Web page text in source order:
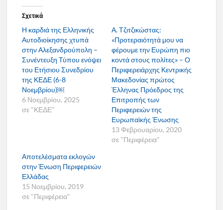
Σχετικά
Η καρδιά της Ελληνικής
Αυτοδιοίκησης χτυπά
στην Αλεξανδρούπολη –
Συνέντευξη Τύπου ενόψει
του Ετήσιου Συνεδρίου
της ΚΕΔΕ (6-8
Νοεμβρίου)￼
6 Νοεμβρίου, 2025
σε "ΚΕΔΕ"
Α. Τζιτζικώστας:
«Προτεραιότητά μου να
φέρουμε την Ευρώπη πιο
κοντά στους πολίτες» – Ο
Περιφερειάρχης Κεντρικής
Μακεδονίας πρώτος
Έλληνας Πρόεδρος της
Επιτροπής των
Περιφερειών της
Ευρωπαϊκής Ένωσης
13 Φεβρουαρίου, 2020
σε "Περιφέρεια"
Αποτελέσματα εκλογών
στην Ένωση Περιφερειών
Ελλάδας
15 Νοεμβρίου, 2019
σε "Περιφέρεια"